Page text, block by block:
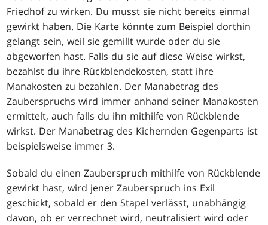
Friedhof zu wirken. Du musst sie nicht bereits einmal
gewirkt haben. Die Karte könnte zum Beispiel dorthin
gelangt sein, weil sie gemillt wurde oder du sie
abgeworfen hast. Falls du sie auf diese Weise wirkst,
bezahlst du ihre Rückblendekosten, statt ihre
Manakosten zu bezahlen. Der Manabetrag des
Zauberspruchs wird immer anhand seiner Manakosten
ermittelt, auch falls du ihn mithilfe von Rückblende
wirkst. Der Manabetrag des Kichernden Gegenparts ist
beispielsweise immer 3.
Sobald du einen Zauberspruch mithilfe von Rückblende
gewirkt hast, wird jener Zauberspruch ins Exil
geschickt, sobald er den Stapel verlässt, unabhängig
davon, ob er verrechnet wird, neutralisiert wird oder